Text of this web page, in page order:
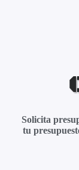
Solicita
tu